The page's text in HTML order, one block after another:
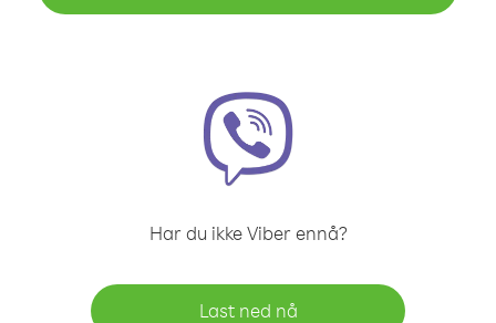
Har du ikke Viber ennå?
Last ned nå